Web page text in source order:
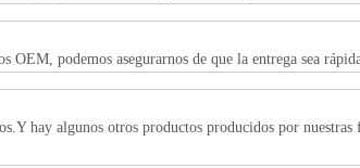
OEM, podemos asegurarnos de que la entrega sea
hay algunos otros productos producidos por